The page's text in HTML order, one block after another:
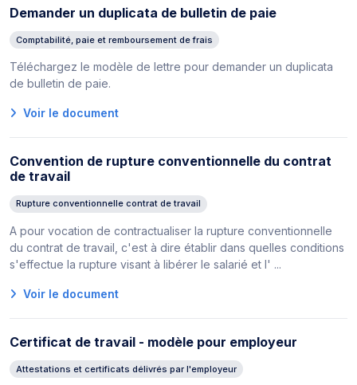
Demander un duplicata de bulletin de paie
Comptabilité, paie et remboursement de frais
Téléchargez le modèle de lettre pour demander un duplicata
de bulletin de paie.
Voir le document
Convention de rupture conventionnelle du contrat
de travail
Rupture conventionnelle contrat de travail
A pour vocation de contractualiser la rupture conventionnelle
du contrat de travail, c'est à dire établir dans quelles conditions
s'effectue la rupture visant à libérer le salarié et l' ...
Voir le document
Certificat de travail - modèle pour employeur
Attestations et certificats délivrés par l'employeur